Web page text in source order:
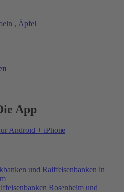
, Äpfel
App
Rosenheim und